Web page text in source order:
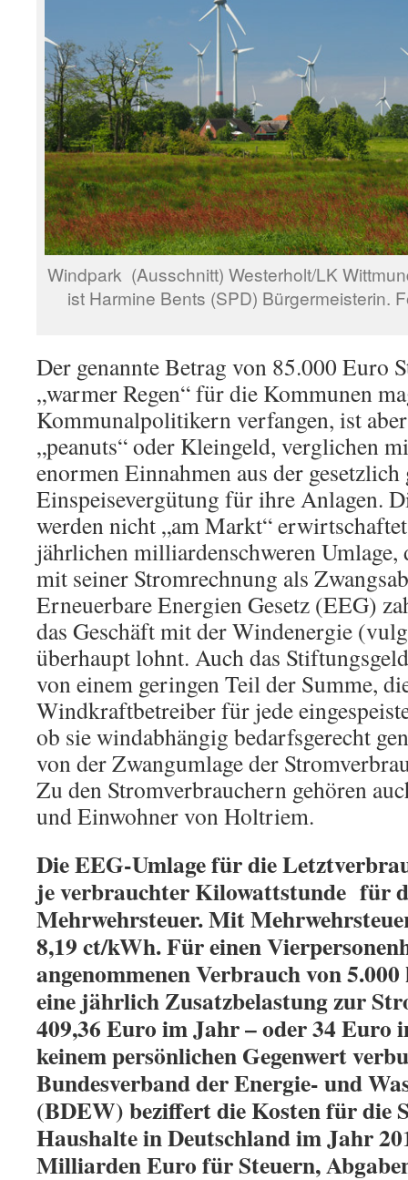
Windpark (Ausschnitt) Westerholt/LK
ist Harmine Bents (SPD) Bürgermeisterin.
Der genannte Betrag von 85.000 Euro
„warmer Regen“ für die Kommunen
Kommunalpolitikern verfangen, ist
„peanuts“ oder Kleingeld, verglichen
enormen Einnahmen aus der
Einspeisevergütung für ihre Anlagen.
werden nicht „am Markt“
jährlichen milliardenschweren Umlage,
mit seiner Stromrechnung als
Erneuerbare Energien Gesetz (EEG)
das Geschäft mit der Windenergie
überhaupt lohnt. Auch das
von einem geringen Teil der Summe,
Windkraftbetreiber für jede
ob sie windabhängig bedarfsgerecht
von der Zwangumlage der
Zu den Stromverbrauchern gehören
und Einwohner von Holtriem.
Die EEG-Umlage für die
je verbrauchter Kilowattstunde für
Mehrwehrsteuer. Mit
8,19 ct/kWh. Für einen
angenommenen Verbrauch von
eine jährlich Zusatzbelastung zur
409,36 Euro im Jahr – oder 34 Euro
keinem persönlichen Gegenwert
Bundesverband der Energie- und
(BDEW) beziffert die Kosten für die
Haushalte in Deutschland im Jahr
Milliarden Euro für Steuern,